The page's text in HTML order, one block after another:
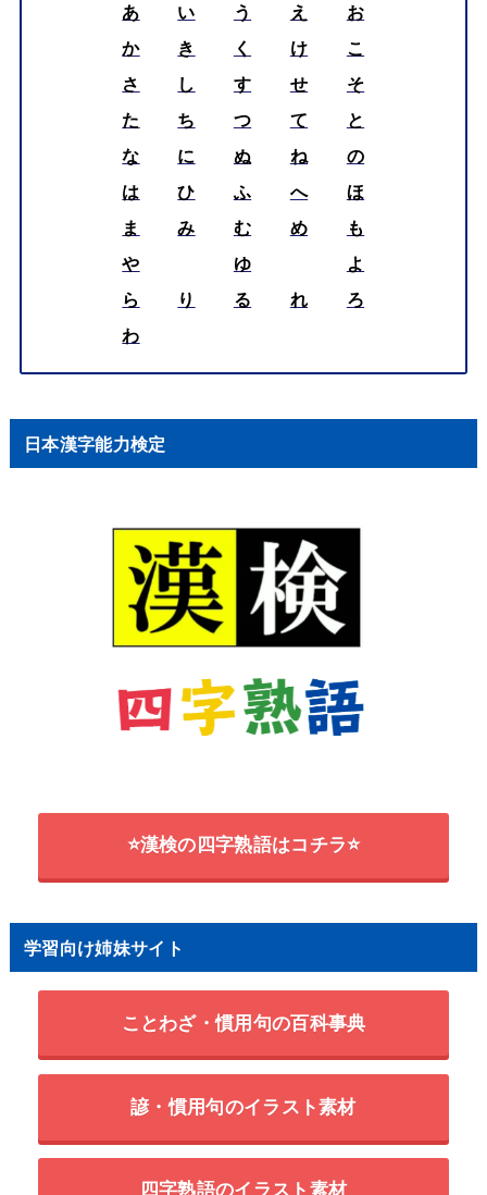
あ い う え
お
か
き く け
こ
さ
し す せ
そ
た
ち つ て
と
な
に ぬ ね
の
は
ひ ふ へ
ほ
ま
み む め
も
や
ゆ
よ
ら
り る れ
ろ
わ
日本漢字能力検定
⭐漢検の四字熟語はコチラ⭐
学習向け姉妹サイト
ことわざ・慣用句の百科事典
諺・慣用句のイラスト素材